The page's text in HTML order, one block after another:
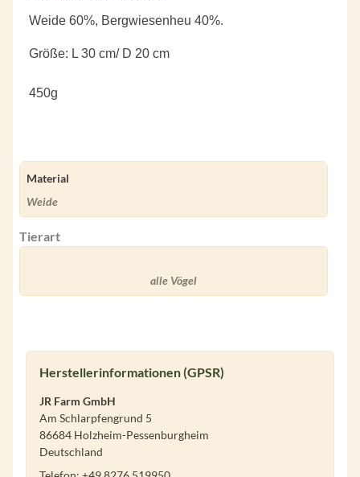
Weide 60%, Bergwiesenheu 40%.
Größe: L 30 cm/ D 20 cm
450g
Material
Weide
Tierart
alle Vögel
Herstellerinformationen (GPSR)
JR Farm GmbH
Am Schlarpfengrund 5
86684 Holzheim-Pessenburgheim
Deutschland